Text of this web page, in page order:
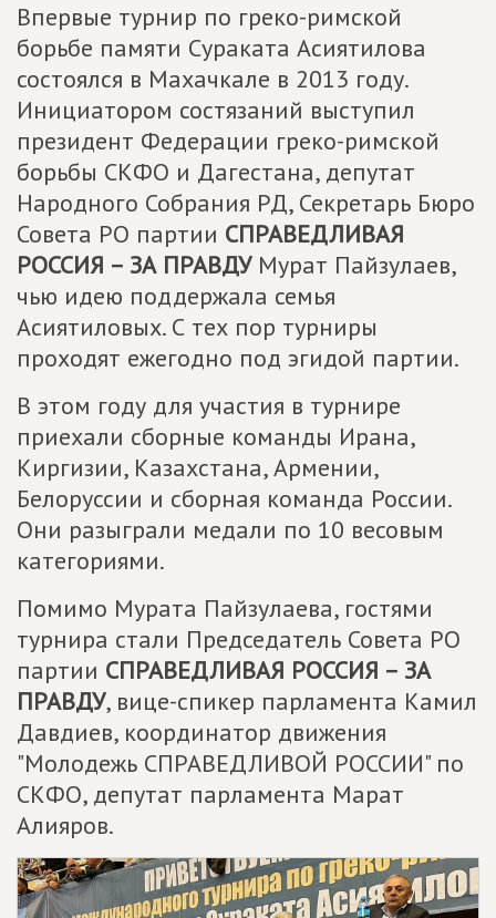
Впервые турнир по греко-римской
борьбе памяти Сураката Асиятилова
состоялся в Махачкале в 2013 году.
Инициатором состязаний выступил
президент Федерации греко-римской
борьбы СКФО и Дагестана, депутат
Народного Собрания РД, Секретарь Бюро
Совета РО партии СПРАВЕДЛИВАЯ
РОССИЯ – ЗА ПРАВДУМурат Пайзулаев,
чью идею поддержала семья
Асиятиловых. С тех пор турниры
проходят ежегодно под эгидой партии.
В этом году для участия в турнире
приехали сборные команды Ирана,
Киргизии, Казахстана, Армении,
Белоруссии и сборная команда России.
Они разыграли медали по 10 весовым
категориями.
Помимо Мурата Пайзулаева, гостями
турнира стали Председатель Совета РО
партии СПРАВЕДЛИВАЯ РОССИЯ – ЗА
ПРАВДУ, вице-спикер парламента Камил
Давдиев, координатор движения
"Молодежь СПРАВЕДЛИВОЙ РОССИИ" по
СКФО, депутат парламента Марат
Алияров.